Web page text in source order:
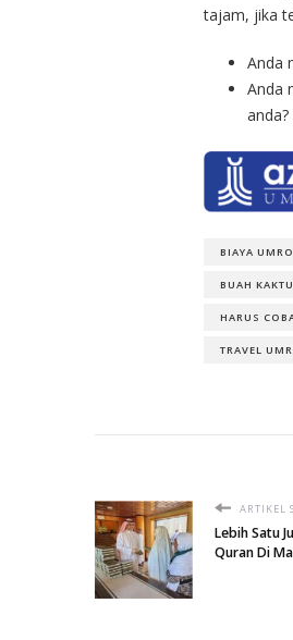
tajam, jika
Anda
Anda
anda?
BIAYA
BUAH
HARUS
TRAVEL
ARTIKEL
Lebih Satu
Quran Di